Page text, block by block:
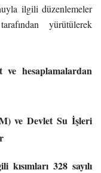
ilgili düzenlemeler
yürütülerek
hesaplamalardan
ve Devlet Su İşleri
328 sayılı